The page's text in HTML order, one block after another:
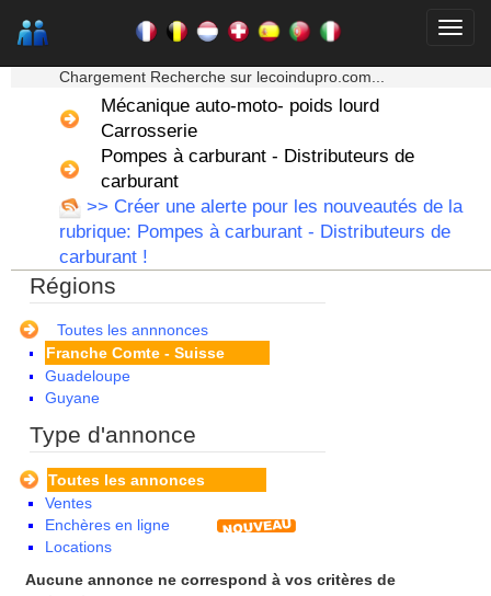
Chargement Recherche sur lecoindupro.com...
Mécanique auto-moto- poids lourd
Carrosserie
Pompes à carburant - Distributeurs de
carburant
>> Créer une alerte pour les nouveautés de la
rubrique: Pompes à carburant - Distributeurs de
carburant !
Régions
Toutes les annnonces
Aquitaine
Auvergne
Basse Normandie
Bourgogne
Bretagne
Centre
Champagne Ardenne
Corse
Franche Comte - Suisse
Guadeloupe
Guyane
Ile de France
La Réunion
Languedoc Roussillon
Limousin
Lorraine
Martinique
Mayotte
Type d'annonce
Toutes les annonces
Ventes
Enchères en ligne
Locations
Aucune annonce ne correspond à vos critères de